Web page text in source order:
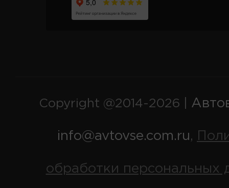
Copyright @2014-2026 |
info@avtovse.com.ru,
обработки персональных